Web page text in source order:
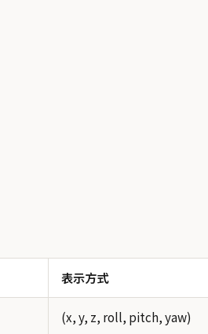
表示方式
(x, y, z, roll, pitch, yaw)